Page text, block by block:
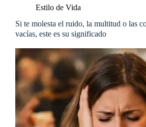
Estilo de Vida
Si te molesta el ruido, la multitud o las
vacías, este es su significado